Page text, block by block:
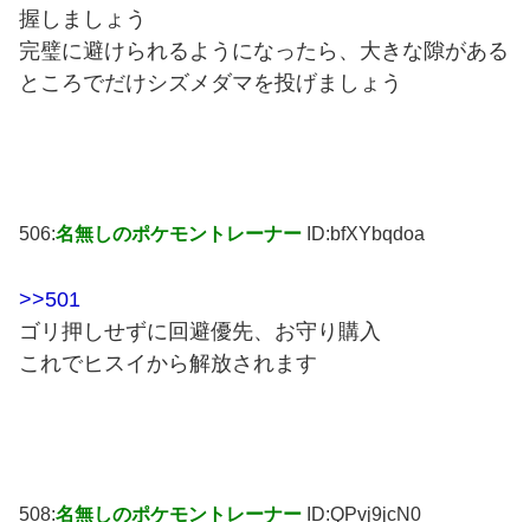
握しましょう
完璧に避けられるようになったら、大きな隙がある
ところでだけシズメダマを投げましょう
506:名無しのポケモントレーナー ID:bfXYbqdoa
>>501
ゴリ押しせずに回避優先、お守り購入
これでヒスイから解放されます
508:名無しのポケモントレーナー ID:QPvj9jcN0